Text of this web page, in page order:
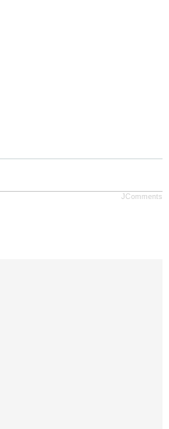
JComments